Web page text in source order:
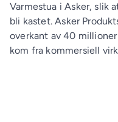
Varmestua i Asker, slik
bli kastet. Asker
overkant av 40
kom fra kommersiell